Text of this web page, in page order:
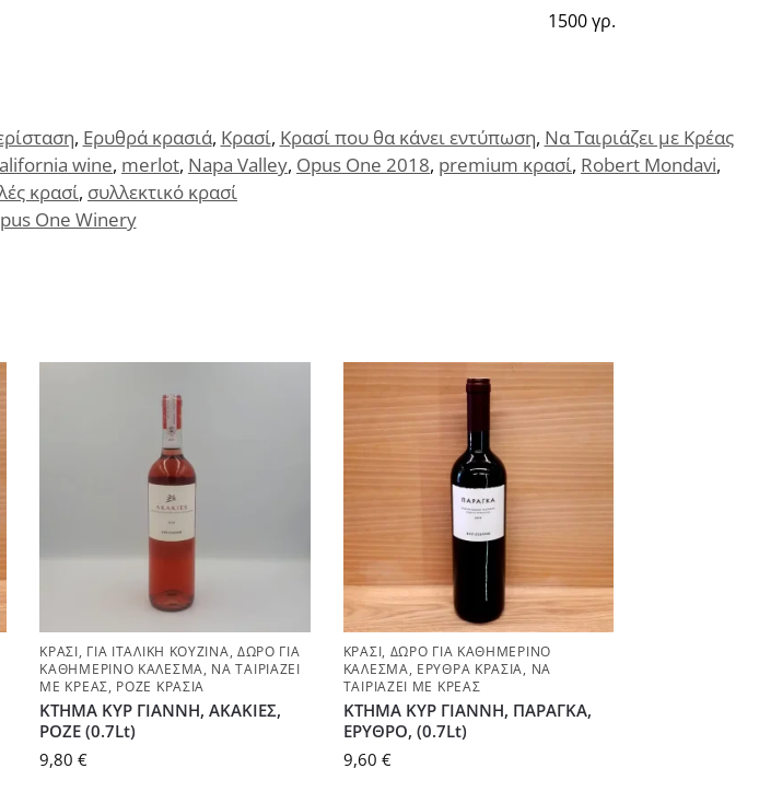
1500 γρ.
, Ερυθρά κρασιά, Κρασί, Κρασί που θα κάνει εντύπωση, Να Ταιριάζει με Κρέας
wine, merlot, Napa Valley, Opus One 2018, premium κρασί, Robert Mondavi,
κρασί, συλλεκτικό κρασί
One Winery
ΚΡΑΣΊ, ΓΙΑ ΙΤΑΛΙΚΉ ΚΟΥΖΊΝΑ, ΔΏΡΟ ΓΙΑ
ΚΑΘΗΜΕΡΙΝΌ ΚΆΛΕΣΜΑ, ΝΑ ΤΑΙΡΙΆΖΕΙ
ΜΕ ΚΡΈΑΣ, ΡΟΖΈ ΚΡΑΣΙΆ
ΚΤΗΜΑ ΚΥΡ ΓΙΑΝΝΗ, ΑΚΑΚΙΕΣ,
ΡΟΖΕ (0.7Lt)
9,80€
ΚΡΑΣΊ, ΔΏΡΟ ΓΙΑ ΚΑΘΗΜΕΡΙΝΌ
ΚΆΛΕΣΜΑ, ΕΡΥΘΡΆ ΚΡΑΣΙΆ, ΝΑ
ΤΑΙΡΙΆΖΕΙ ΜΕ ΚΡΈΑΣ
ΚΤΗΜΑ ΚΥΡ ΓΙΑΝΝΗ, ΠΑΡΑΓΚΑ,
ΕΡΥΘΡΟ, (0.7Lt)
9,60 €